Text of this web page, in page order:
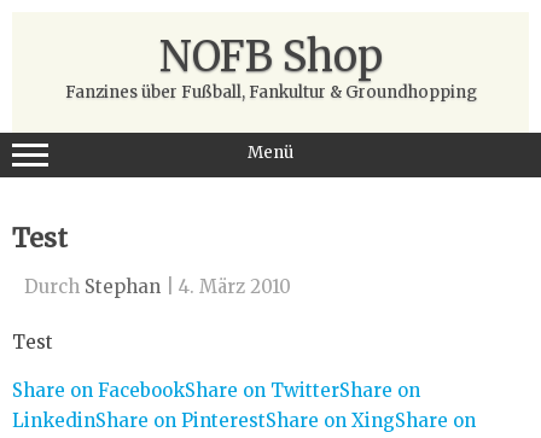
NOFB Shop
Fanzines über Fußball, Fankultur & Groundhopping
Menü
Test
Durch Stephan 4. März 2010
Test
Share on FacebookShare on TwitterShare on
LinkedinShare on PinterestShare on XingShare on